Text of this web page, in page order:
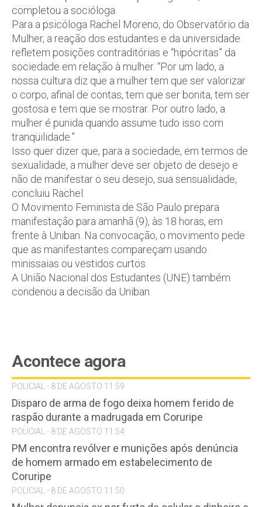
completou a socióloga.
Para a psicóloga Rachel Moreno, do Observatório da
Mulher, a reação dos estudantes e da universidade
refletem posições contraditórias e “hipócritas” da
sociedade em relação à mulher. “Por um lado, a
nossa cultura diz que a mulher tem que ser valorizar
o corpo, afinal de contas, tem que ser bonita, tem ser
gostosa e tem que se mostrar. Por outro lado, a
mulher é punida quando assume tudo isso com
tranqüilidade.”
Isso quer dizer que, para a sociedade, em termos de
sexualidade, a mulher deve ser objeto de desejo e
não de manifestar o seu desejo, sua sensualidade,
concluiu Rachel.
O Movimento Feminista de São Paulo prepara
manifestação para amanhã (9), às 18 horas, em
frente à Uniban. Na convocação, o movimento pede
que as manifestantes compareçam usando
minissaias ou vestidos curtos.
A União Nacional dos Estudantes (UNE) também
condenou a decisão da Uniban.
Acontece agora
POLICIAL - 8 DE AGOSTO 11:59
Disparo de arma de fogo deixa homem ferido de
raspão durante a madrugada em Coruripe
POLICIAL - 8 DE AGOSTO 11:54
PM encontra revólver e munições após denúncia
de homem armado em estabelecimento de
Coruripe
POLICIAL - 8 DE AGOSTO 11:50